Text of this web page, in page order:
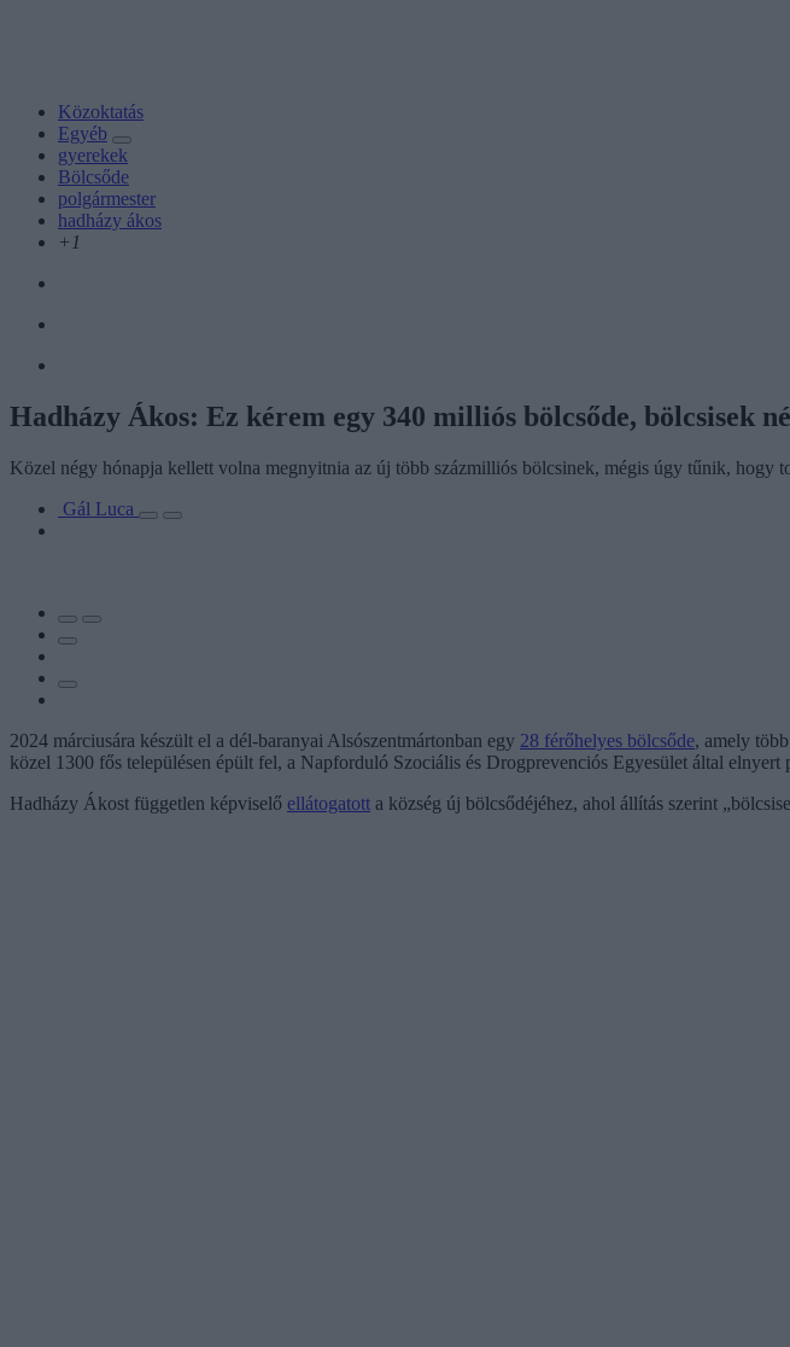
Közoktatás
Egyéb
gyerekek
Bölcsőde
polgármester
hadházy ákos
+1
Hadházy Ákos: Ez kérem egy 340 milliós bölcsőde, bölcsisek
Közel négy hónapja kellett volna megnyitnia az új több százmilliós bölcsinek, mégis úgy tűnik, hogy
Gál Luca
2024 márciusára készült el a dél-baranyai Alsószentmártonban egy 28 férőhelyes bölcsőde, amely
közel 1300 fős településen épült fel, a Napforduló Szociális és Drogprevenciós Egyesület által elnyert
Hadházy Ákost független képviselő ellátogatott a község új bölcsődéjéhez, ahol állítás szerint